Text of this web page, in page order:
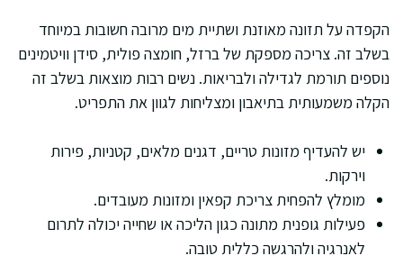
הקפדה על תזונה מאוזנת ושתיית מים מרובה חשובות במיוחד
בשלב זה. צריכה מספקת של ברזל, חומצה פולית, סידן וויטמינים
נוספים תורמת לגדילה ולבריאות. נשים רבות מוצאות בשלב זה
הקלה משמעותית בתיאבון ומצליחות לגוון את התפריט.
יש להעדיף מזונות טריים, דגנים מלאים, קטניות, פירות
וירקות.
מומלץ להפחית צריכת קפאין ומזונות מעובדים.
פעילות גופנית מתונה כגון הליכה או שחייה יכולה לתרום
לאנרגיה ולהרגשה כללית טובה.